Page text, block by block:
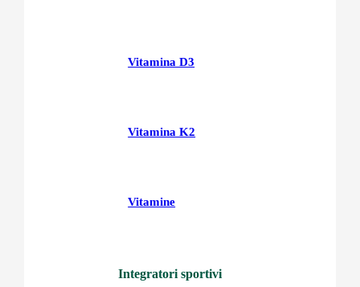
Vitamina D3
Vitamina K2
Vitamine
Integratori sportivi